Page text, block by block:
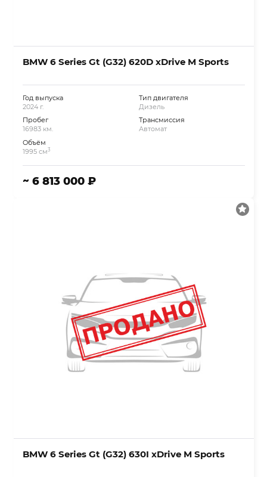
BMW 6 Series Gt (G32) 620D xDrive M Sports
Год выпуска
2024 г.
Пробег
16983 км.
Объём
1995 см3
Тип двигателя
Дизель
Трансмиссия
Автомат
~ 6 813 000 ₽
BMW 6 Series Gt (G32) 630I xDrive M Sports